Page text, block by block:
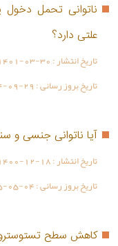
ناتوانی تحمل
علتی دارد؟
تاریخ انتشار :1401-03-30
تاریخ بروز رسانی :09-29
آیا ناتوانی جنسی و
تاریخ انتشار :1400-12-18
تاریخ بروز رسانی :05-04
کاهش سطح تستوسترون